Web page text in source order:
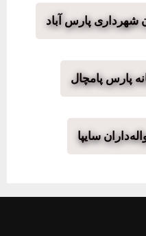
شهرداری پارس آباد
پارس پامچال
سایپا